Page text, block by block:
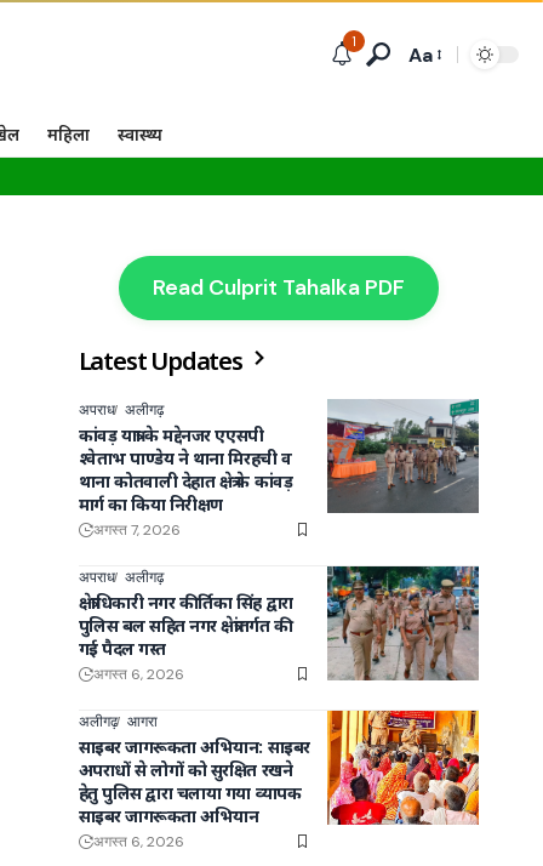
1
Aa
महिला स्वास्थ्य
Read Culprit Tahalka PDF
Latest Updates
अपराध अलीगढ़
कांवड़ यात्रा के मद्देनजर एएसपी
श्वेताभ पाण्डेय ने थाना मिरहची व
थाना कोतवाली देहात क्षेत्र के कांवड़
मार्ग का किया निरीक्षण
अगस्त 7, 2026
अपराध अलीगढ़
क्षेत्राधिकारी नगर कीर्तिका सिंह द्वारा
पुलिस बल सहित नगर क्षेत्रांतर्गत की
गई पैदल गस्त
अगस्त 6, 2026
अलीगढ़ आगरा
साइबर जागरूकता अभियान: साइबर
अपराधों से लोगों को सुरक्षित रखने
हेतु पुलिस द्वारा चलाया गया व्यापक
साइबर जागरूकता अभियान
अगस्त 6, 2026